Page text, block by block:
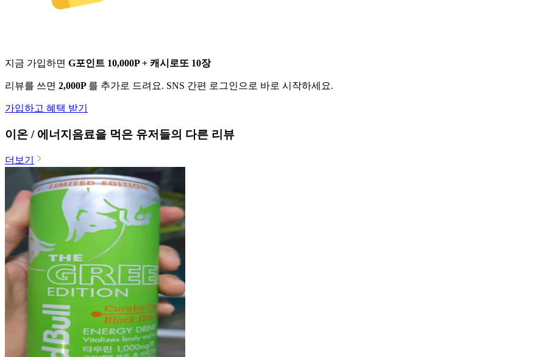
지금 가입하면 G포인트 10,000P + 캐시로또 10장
리뷰를 쓰면 2,000P 를 추가로 드려요. SNS 간편 로그인으로 바로 시작하세요.
가입하고 혜택 받기
이온 / 에너지음료을 먹은 유저들의 다른 리뷰
더보기